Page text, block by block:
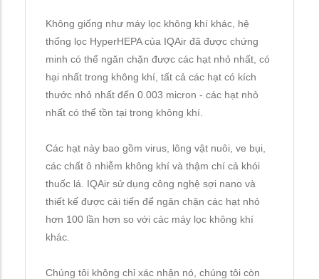
Không giống như máy lọc không khí khác, hệ
thống lọc HyperHEPA của IQAir đã được chứng
minh có thể ngăn chặn được các hạt nhỏ nhất, có
hại nhất trong không khí, tất cả các hạt có kích
thước nhỏ nhất đến 0.003 micron - các hạt nhỏ
nhất có thể tồn tại trong không khí.
Các hạt này bao gồm virus, lông vật nuôi, ve bụi,
các chất ô nhiễm không khí và thậm chí cả khói
thuốc lá. IQAir sử dụng công nghệ sợi nano và
thiết kế được cải tiến để ngăn chặn các hạt nhỏ
hơn 100 lần hơn so với các máy lọc không khí
khác.
Chúng tôi không chỉ xác nhận nó, chúng tôi còn